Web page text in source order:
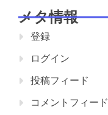
メタ情報
登録
ログイン
投稿フィード
コメントフィード